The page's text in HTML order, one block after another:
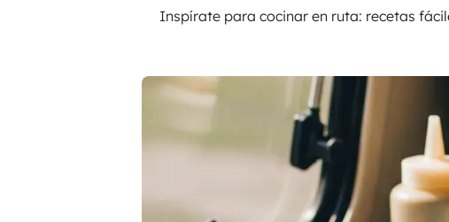
Inspírate para cocinar en ruta: recetas